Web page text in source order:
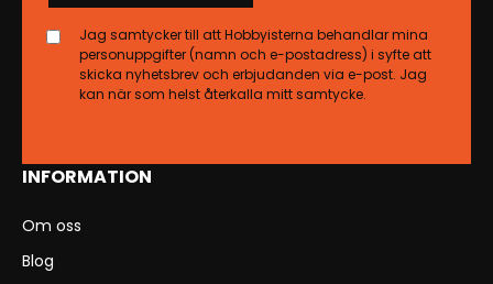
INFORMATION
Om oss
Blog
Jag samtycker till att Hobbyisterna behandlar mina
personuppgifter (namn och e-postadress) i syfte att
skicka nyhetsbrev och erbjudanden via e-post. Jag
kan när som helst återkalla mitt samtycke.